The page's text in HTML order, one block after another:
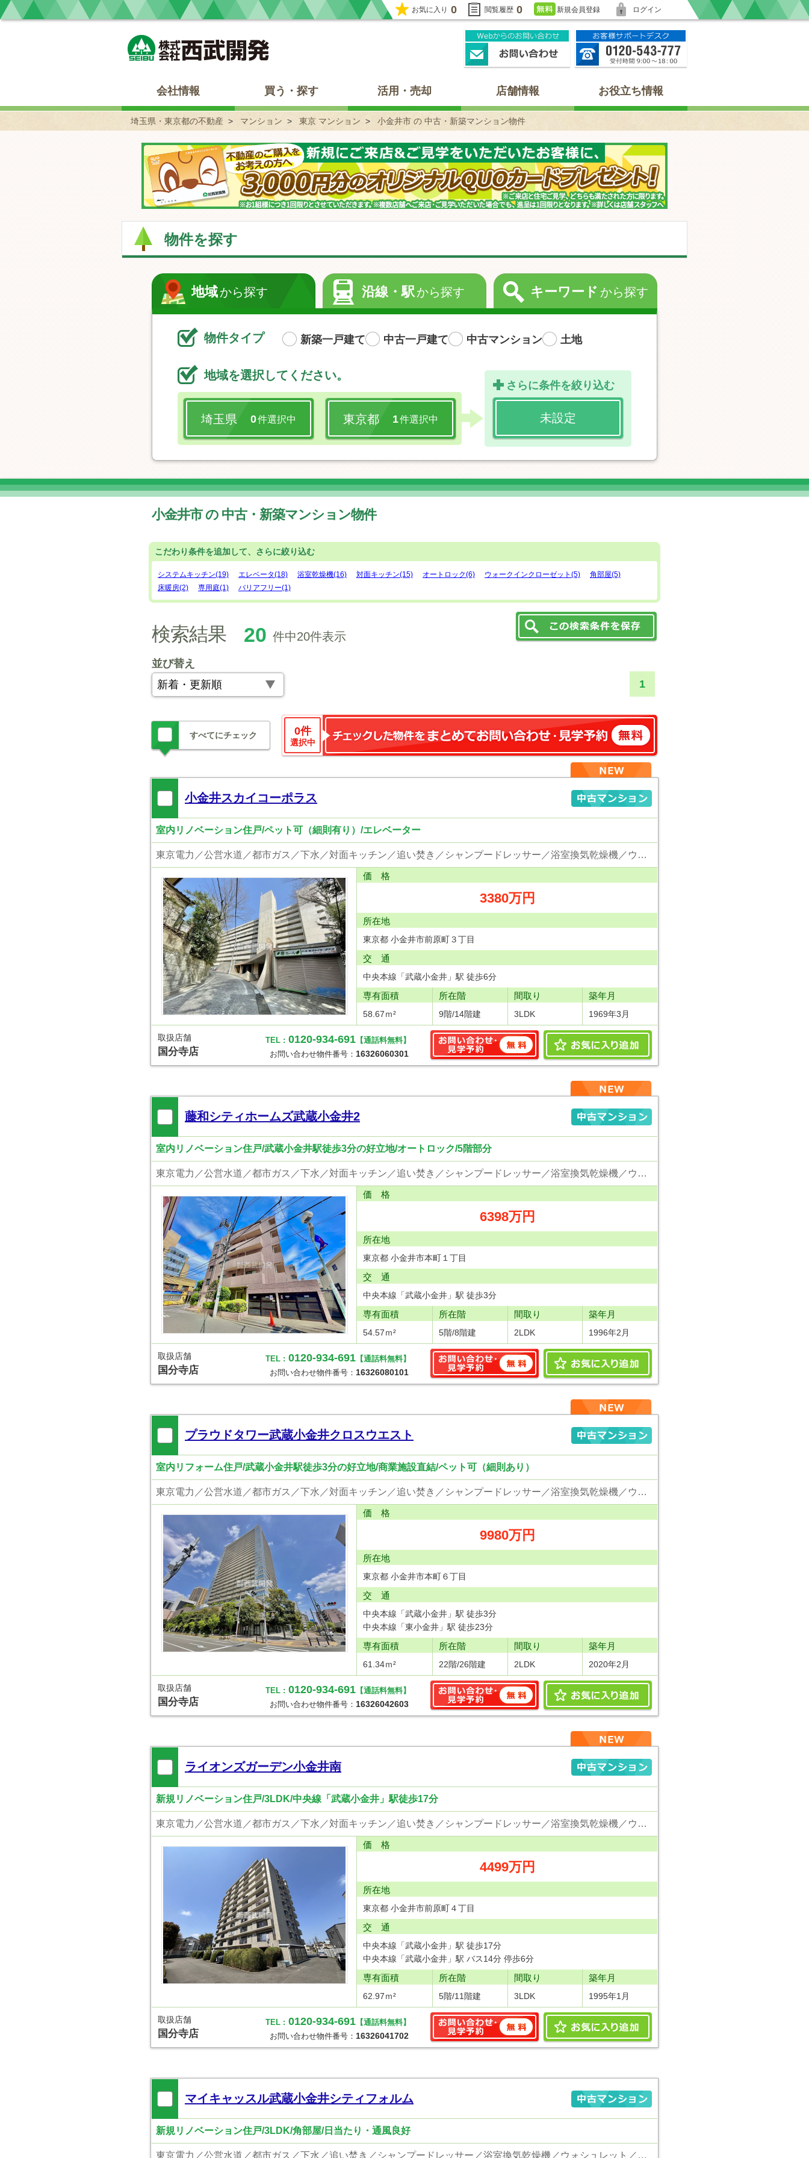
お気に入り 0 閲覧履歴 0 新規会員登録 ログイン
会社情報 買う・探す 活用・売却 店舗情報 お役立ち情報
埼玉県・東京都の不動産 マンション 東京 マンション 小金井市 の 中古・新築マンション物件
物件を探す
地域から探す
物件タイプ 新築一戸建て 中古一戸建て 中古マンション 土地
地域を選択してください。
埼玉県 0件選択中 東京都 1件選択中
さらに条件を絞り込む
未設定
沿線・駅から探す キーワード から探す
小金井市 の 中古・新築マンション物件
こだわり条件を追加して、さらに絞り込む
システムキッチン(19) エレベータ(18) 浴室乾燥機(16) 対面キッチン(15) オートロック(6) ウォークインクローゼット(5)
角部屋(5)
床暖房(2)
専用庭(1) バリアフリー(1)
検索結果 20 件中20件表示
並び替え
1
すべてにチェック 0件
選択中
小金井スカイコーポラス
室内リノベーション住戸/ペット可（細則有り）/エレベーター
東京電力／公営水道／都市ガス／下水／対面キッチン／追い焚き／シャンプードレッサー／浴室換気乾燥機／ウォシュレット／システムキッチン／浄水器／クローゼット／エレベータ／ペット相談
価 格
3380万円
所在地
東京都 小金井市前原町３丁目
交 通
中央本線「武蔵小金井」駅 徒歩6分
専有面積
58.67ｍ²
所在階
9階/14階建
間取り
3LDK
築年月
1969年3月
取扱店舗
国分寺店
TEL : 0120-934-691 【通話料無料】
お問い合わせ物件番号：16326060301
藤和シティホームズ武蔵小金井2
室内リノベーション住戸/武蔵小金井駅徒歩3分の好立地/オートロック/5階部分
東京電力／公営水道／都市ガス／下水／対面キッチン／追い焚き／シャンプードレッサー／浴室換気乾燥機／ウォシュレット／システムキッチン／食器洗浄乾燥器／浄水器／ウォークインクローゼット／フローリング／クローゼット／オートロック／エレベータ
価 格
6398万円
所在地
東京都 小金井市本町１丁目
交 通
中央本線「武蔵小金井」駅 徒歩3分
専有面積
54.57ｍ²
所在階
5階/8階建
間取り
2LDK
築年月
1996年2月
取扱店舗
国分寺店
TEL : 0120-934-691 【通話料無料】
お問い合わせ物件番号：16326080101
プラウドタワー武蔵小金井クロスウエスト
室内リフォーム住戸/武蔵小金井駅徒歩3分の好立地/商業施設直結/ペット可（細則あり）
東京電力／公営水道／都市ガス／下水／対面キッチン／追い焚き／シャンプードレッサー／浴室換気乾燥機／ウォシュレット／システムキッチン／食器洗浄乾燥器／浄水器／フローリング／床暖房／クローゼット／オートロック／エレベータ／駐輪場／バイク置場／バリアフリー／ペット相談
価 格
9980万円
所在地
東京都 小金井市本町６丁目
交 通
中央本線「武蔵小金井」駅 徒歩3分
中央本線「東小金井」駅 徒歩23分
専有面積
61.34ｍ²
所在階
22階/26階建
間取り
2LDK
築年月
2020年2月
取扱店舗
国分寺店
TEL : 0120-934-691 【通話料無料】
お問い合わせ物件番号：16326042603
ライオンズガーデン小金井南
新規リノベーション住戸/3LDK/中央線「武蔵小金井」駅徒歩17分
東京電力／公営水道／都市ガス／下水／対面キッチン／追い焚き／シャンプードレッサー／浴室換気乾燥機／ウォシュレット／システムキッチン／浄水器／ウォークインクローゼット／フローリング／クローゼット／エレベータ／駐輪場
価 格
4499万円
所在地
東京都 小金井市前原町４丁目
交 通
中央本線「武蔵小金井」駅 徒歩17分
中央本線「武蔵小金井」駅 バス14分 停歩6分
専有面積
62.97ｍ²
所在階
5階/11階建
間取り
3LDK
築年月
1995年1月
取扱店舗
国分寺店
TEL : 0120-934-691 【通話料無料】
お問い合わせ物件番号：16326041702
マイキャッスル武蔵小金井シティフォルム
新規リノベーション住戸/3LDK/角部屋/日当たり・通風良好
東京電力／公営水道／都市ガス／下水／追い焚き／シャンプードレッサー／浴室換気乾燥機／ウォシュレット／システムキッチン／食器洗浄乾燥器／浄水器／フローリング／クローゼット／オートロック／エレベータ／角部屋／ペット相談